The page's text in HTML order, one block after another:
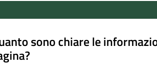
sono chiare le